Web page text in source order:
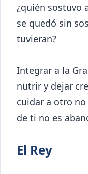
¿quién sostuvo
se quedó sin
tuvieran?
Integrar a la
nutrir y dejar
cuidar a otro
de ti no es
El Rey